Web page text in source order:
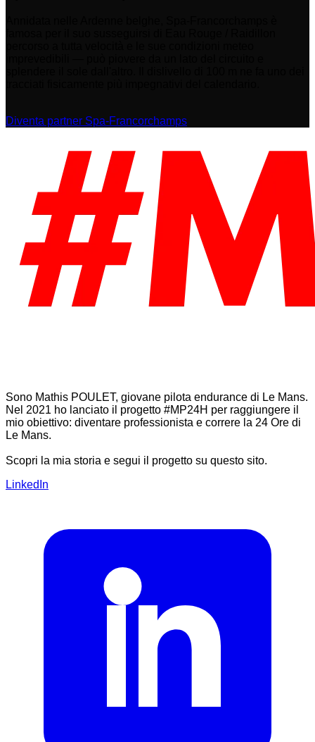
Diventa partner Spa-Francorchamps
Sono Mathis POULET, giovane pilota endurance di Le Mans.
Nel 2021 ho lanciato il progetto #MP24H per raggiungere il
mio obiettivo: diventare professionista e correre la 24 Ore di
Le Mans.
Scopri la mia storia e segui il progetto su questo sito.
LinkedIn